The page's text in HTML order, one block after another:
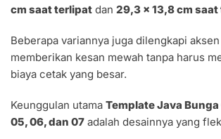
cm saat terlipat dan 29,3 x 13,8 cm
Beberapa variannya juga dilengkapi
memberikan kesan mewah tanpa harus
biaya cetak yang besar.
Keunggulan utama Template Java Bunga
05, 06, dan 07 adalah desainnya yang